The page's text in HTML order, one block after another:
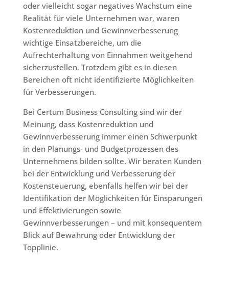
oder vielleicht sogar negatives Wachstum eine
Realität für viele Unternehmen war, waren
Kostenreduktion und Gewinnverbesserung
wichtige Einsatzbereiche, um die
Aufrechterhaltung von Einnahmen weitgehend
sicherzustellen. Trotzdem gibt es in diesen
Bereichen oft nicht identifizierte Möglichkeiten
für Verbesserungen.
Bei Certum Business Consulting sind wir der
Meinung, dass Kostenreduktion und
Gewinnverbesserung immer einen Schwerpunkt
in den Planungs- und Budgetprozessen des
Unternehmens bilden sollte. Wir beraten Kunden
bei der Entwicklung und Verbesserung der
Kostensteuerung, ebenfalls helfen wir bei der
Identifikation der Möglichkeiten für Einsparungen
und Effektivierungen sowie
Gewinnverbesserungen – und mit konsequentem
Blick auf Bewahrung oder Entwicklung der
Topplinie.